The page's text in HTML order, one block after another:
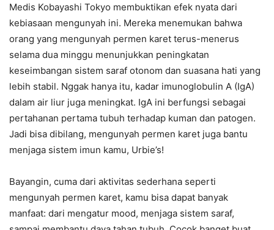
Medis Kobayashi Tokyo membuktikan efek nyata dari
kebiasaan mengunyah ini. Mereka menemukan bahwa
orang yang mengunyah permen karet terus-menerus
selama dua minggu menunjukkan peningkatan
keseimbangan sistem saraf otonom dan suasana hati yang
lebih stabil. Nggak hanya itu, kadar imunoglobulin A (IgA)
dalam air liur juga meningkat. IgA ini berfungsi sebagai
pertahanan pertama tubuh terhadap kuman dan patogen.
Jadi bisa dibilang, mengunyah permen karet juga bantu
menjaga sistem imun kamu, Urbie’s!
Bayangin, cuma dari aktivitas sederhana seperti
mengunyah permen karet, kamu bisa dapat banyak
manfaat: dari mengatur mood, menjaga sistem saraf,